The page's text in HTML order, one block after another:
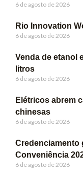
6 de agosto de 2026
Rio Innovation
6 de agosto de 2026
Venda de etanol
litros
6 de agosto de 2026
Elétricos abrem
chinesas
6 de agosto de 2026
Credenciamento
Conveniência
6 de agosto de 2026